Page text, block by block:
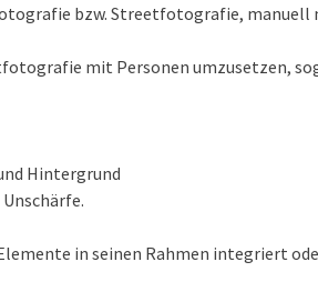
bzw. Streetfotografie, manuell
mit Personen umzusetzen,
Hintergrund
in seinen Rahmen integriert